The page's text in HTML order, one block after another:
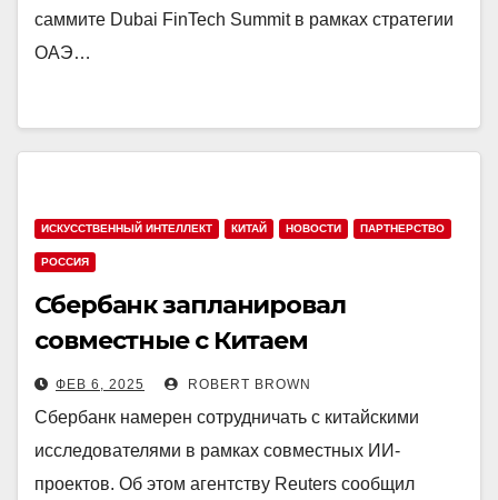
саммите Dubai FinTech Summit в рамках стратегии
ОАЭ…
ИСКУССТВЕННЫЙ ИНТЕЛЛЕКТ КИТАЙ НОВОСТИ ПАРТНЕРСТВО
РОССИЯ
Сбербанк запланировал
совместные с Китаем
исследования в области ИИ
ФЕВ 6, 2025 ROBERT BROWN
Сбербанк намерен сотрудничать с китайскими
исследователями в рамках совместных ИИ-
проектов. Об этом агентству Reuters сообщил